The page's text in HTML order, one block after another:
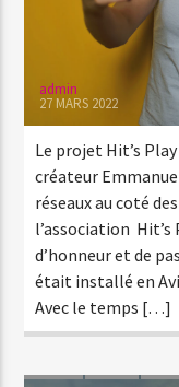
admin
27 MARS 2022
Le projet Hit’s
créateur
réseaux au coté
l’association
d’honneur et de
était installé en
Avec le temps […]